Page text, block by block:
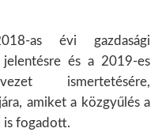
as évi gazdasági
jelentésre és a 2019-es
ismertetésére,
amiket a közgyűlés a
is fogadott.